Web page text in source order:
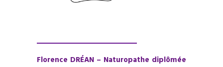
Florence DRÉAN – Naturopathe diplômée